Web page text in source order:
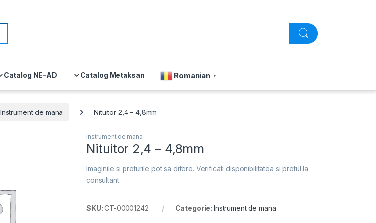
Catalog NE-AD Catalog Metaksan Romanian ▼
Instrument de mana Nituitor 2,4 – 4,8mm
Instrument de mana
Nituitor 2,4 – 4,8mm
Imaginile si preturile pot sa difere. Verificati disponibilitatea si pretul la
consultant.
SKU:CT-00001242 Categorie: Instrument de mana